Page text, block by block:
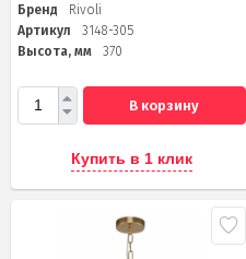
Бренд
Rivoli
Артикул
3148-305
Высота, мм
370
В корзину
Купить в 1 клик